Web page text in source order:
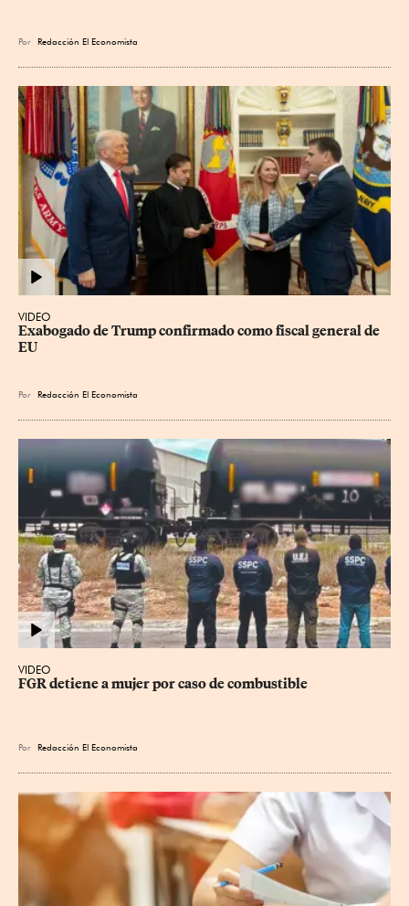
Por Redacción El Economista
VIDEO
Exabogado de Trump confirmado como fiscal general de
EU
Por Redacción El Economista
VIDEO
FGR detiene a mujer por caso de combustible
Por Redacción El Economista